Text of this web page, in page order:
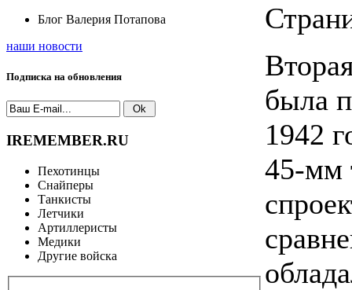
Блог Валерия Потапова
наши новости
Подписка на обновления
IREMEMBER.RU
Пехотинцы
Снайперы
Танкисты
Летчики
Артиллеристы
Медики
Другие войска
была
1942
45-мм